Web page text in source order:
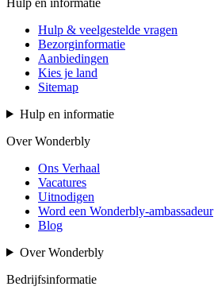
Hulp & veelgestelde vragen
Bezorginformatie
Aanbiedingen
Kies je land
Sitemap
Hulp en informatie
Over Wonderbly
Ons Verhaal
Vacatures
Uitnodigen
Word een Wonderbly-ambassadeur
Blog
Over Wonderbly
Bedrijfsinformatie